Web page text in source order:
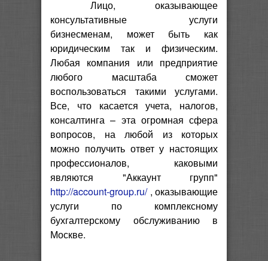
Лицо, оказывающее
консультативные услуги
бизнесменам, может быть как
юридическим так и физическим.
Любая компания или предприятие
любого масштаба сможет
воспользоваться такими услугами.
Все, что касается учета, налогов,
консалтинга – эта огромная сфера
вопросов, на любой из которых
можно получить ответ у настоящих
профессионалов, каковыми
являются "Аккаунт групп"
http://account-group.ru/, оказывающие
услуги по комплексному
бухгалтерскому обслуживанию в
Москве.